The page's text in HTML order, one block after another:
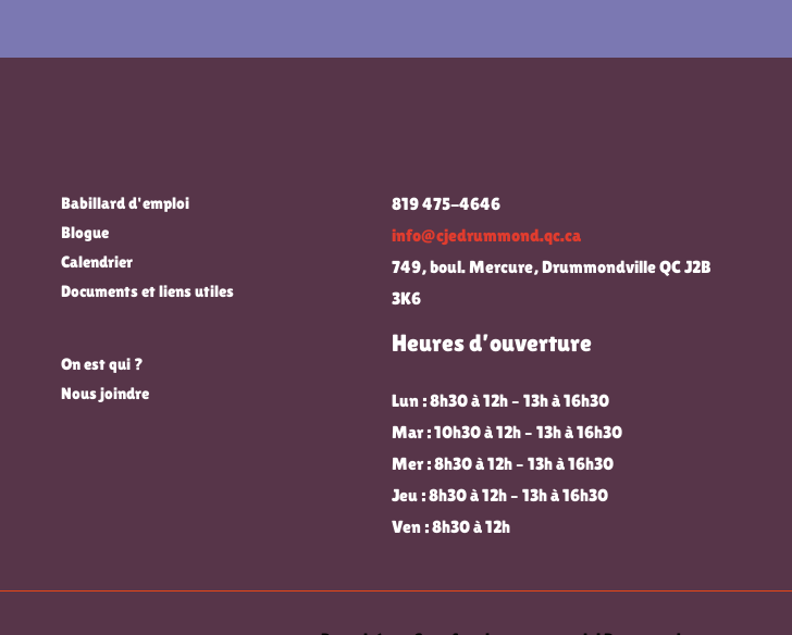
Babillard d'emploi
Blogue
Calendrier
Documents et liens utiles
On est qui ?
Nous joindre
819 475-4646
info@cjedrummond.qc.ca
749, boul. Mercure, Drummondville QC J2B
3K6
Heures d’ouverture
Lun : 8h30 à 12h – 13h à 16h30
Mar : 10h30 à 12h – 13h à 16h30
Mer : 8h30 à 12h – 13h à 16h30
Jeu : 8h30 à 12h – 13h à 16h30
Ven : 8h30 à 12h